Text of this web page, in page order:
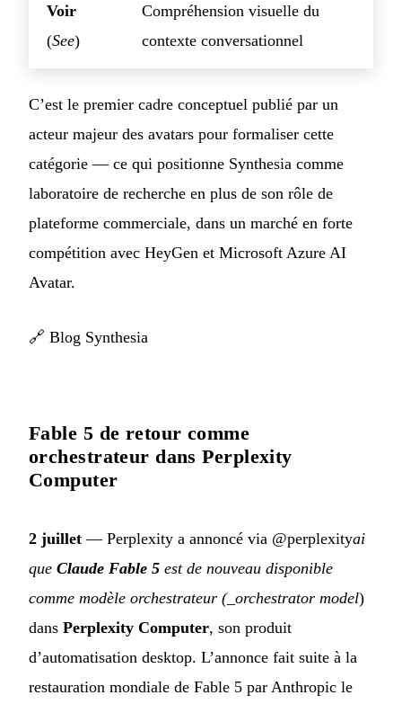
Voir
(See)
Compréhension visuelle du
contexte conversationnel
C’est le premier cadre conceptuel publié par un
acteur majeur des avatars pour formaliser cette
catégorie — ce qui positionne Synthesia comme
laboratoire de recherche en plus de son rôle de
plateforme commerciale, dans un marché en forte
compétition avec HeyGen et Microsoft Azure AI
Avatar.
🔗 Blog Synthesia
Fable 5 de retour comme
orchestrateur dans Perplexity
Computer
2 juillet — Perplexity a annoncé via @perplexityai
que Claude Fable 5 est de nouveau disponible
comme modèle orchestrateur (_orchestrator model)
dans Perplexity Computer, son produit
d’automatisation desktop. L’annonce fait suite à la
restauration mondiale de Fable 5 par Anthropic le